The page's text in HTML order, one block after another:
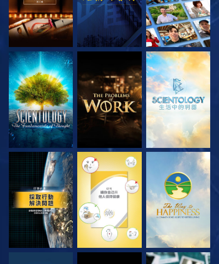
探索系列節目 探索系列節目 探索系列節目
觀看 觀看 觀看